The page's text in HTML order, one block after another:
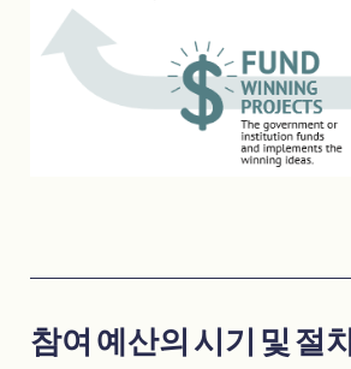
참여 예산의 시기 및 절